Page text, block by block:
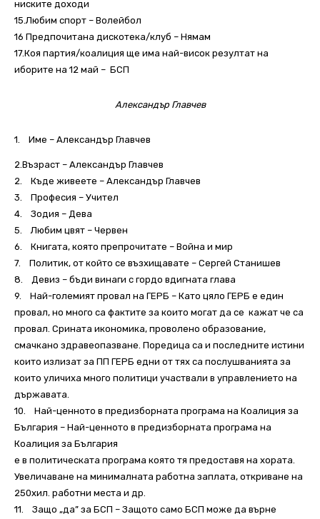
ниските доходи
15.Любим спорт – Волейбол
16 Предпочитана дискотека/клуб – Нямам
17.Коя партия/коалиция ще има най-висок резултат на
иборите на 12 май – БСП
Александър Главчев
1. Име – Александър Главчев
2.Възраст – Александър Главчев
2. Къде живеете – Александър Главчев
3. Професия – Учител
4. Зодия – Дева
5. Любим цвят – Червен
6. Книгата, която препрочитате – Война и мир
7. Политик, от който се възхищавате – Сергей Станишев
8. Девиз – бъди винаги с гордо вдигната глава
9. Най-големият провал на ГЕРБ – Като цяло ГЕРБ е един
провал, но много са фактите за които могат да се кажат че са
провал. Срината икономика, проволено образование,
смачкано здравеопазване. Поредица са и последните истини
които излизат за ПП ГЕРБ едни от тях са послушванията за
които уличиха много политици участвали в управлението на
държавата.
10. Най-ценното в предизборната програма на Коалиция за
България – Най-ценното в предизборната програма на
Коалиция за България
е в политическата програма която тя предоставя на хората.
Увеличаване на минималната работна заплата, откриване на
250хил. работни места и др.
11. Защо „да” за БСП – Защото само БСП може да върне